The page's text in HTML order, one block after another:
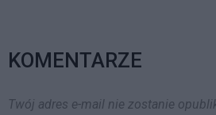
KOMENTARZE
Twój adres e-mail nie zostanie